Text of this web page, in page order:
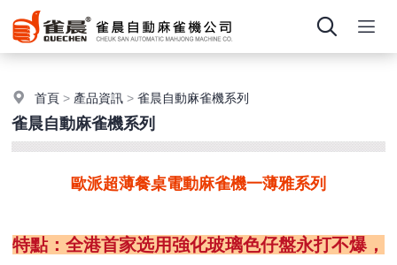
首頁 > 產品資訊 >雀晨自動麻雀機系列
雀晨自動麻雀機系列
歐派超薄餐桌電動麻雀機一薄雅系列
特點：全港首家选用強化玻璃色仔盤永打不爆，